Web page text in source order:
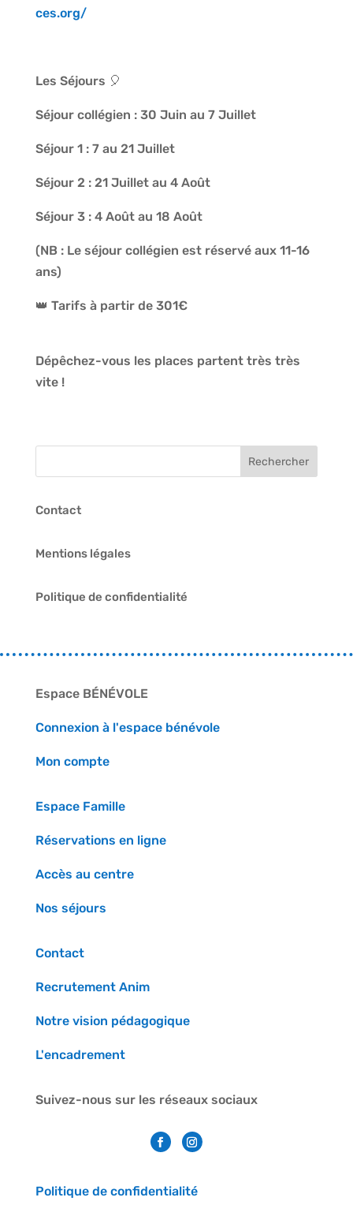
ces.org/
Les Séjours 🎈
Séjour collégien : 30 Juin au 7 Juillet
Séjour 1 : 7 au 21 Juillet
Séjour 2 : 21 Juillet au 4 Août
Séjour 3 : 4 Août au 18 Août
(NB : Le séjour collégien est réservé aux 11-16
ans)
👑 Tarifs à partir de 301€
Dépêchez-vous les places partent très très
vite !
Contact
Mentions légales
Politique de confidentialité
Espace BÉNÉVOLE
Connexion à l'espace bénévole
Mon compte
Espace Famille
Réservations en ligne
Accès au centre
Nos séjours
Contact
Recrutement Anim
Notre vision pédagogique
L'encadrement
Suivez-nous sur les réseaux sociaux
Politique de confidentialité